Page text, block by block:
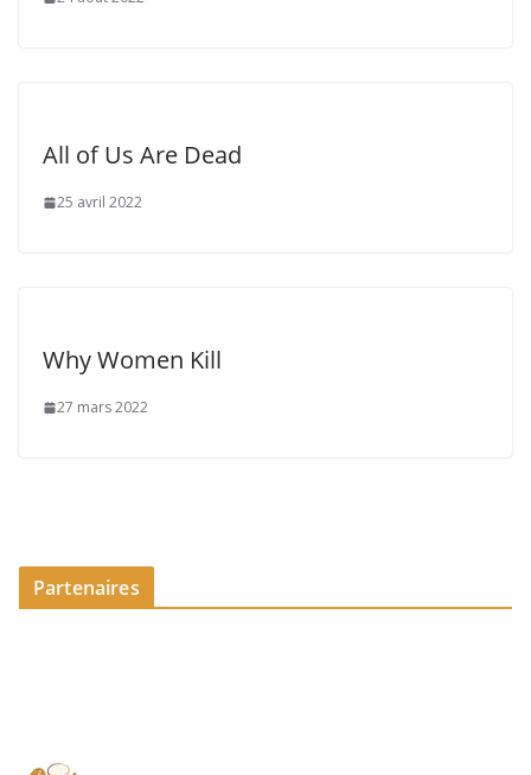
All of Us Are Dead
25 avril 2022
Why Women Kill
27 mars 2022
Partenaires